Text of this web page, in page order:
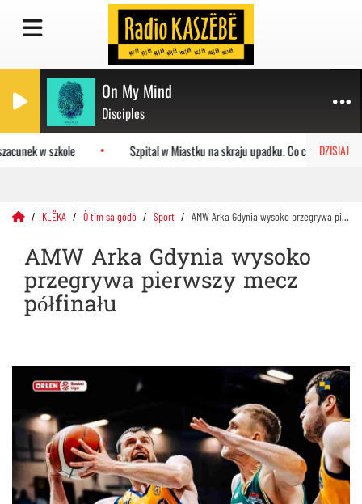
On My Mind
Disciples
DZISIAJ
w szkole Szpital w Miastku na skraju upadku. Co czeka
KLËKA Ò tim sã gôdô Sport AMW Arka Gdynia wysoko przegrywa pierwszy mecz półfinału
AMW Arka Gdynia wysoko
przegrywa pierwszy mecz
półfinału